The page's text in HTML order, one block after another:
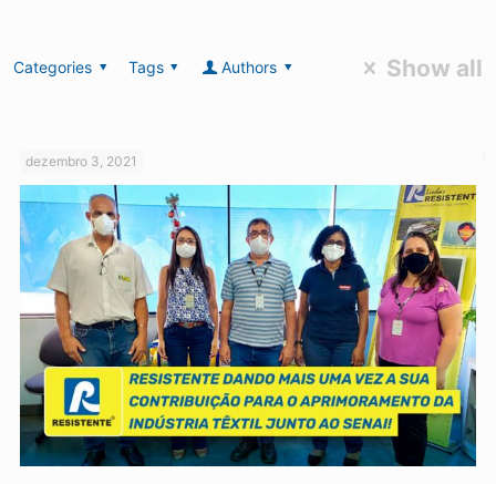
Categories Tags Authors Show all
dezembro 3, 2021